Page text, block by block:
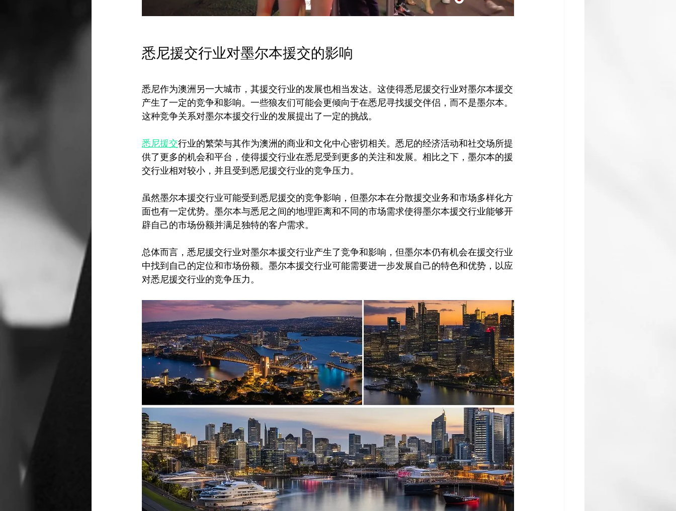
悉尼援交行业对墨尔本援交的影响
悉尼作为澳洲另一大城市，其援交行业的发展也相当发达。这使得悉尼援交行业对墨尔本援交
产生了一定的竞争和影响。一些狼友们可能会更倾向于在悉尼寻找援交伴侣，而不是墨尔本。
这种竞争关系对墨尔本援交行业的发展提出了一定的挑战。
悉尼援交行业的繁荣与其作为澳洲的商业和文化中心密切相关。悉尼的经济活动和社交场所提
供了更多的机会和平台，使得援交行业在悉尼受到更多的关注和发展。相比之下，墨尔本的援
交行业相对较小，并且受到悉尼援交行业的竞争压力。
虽然墨尔本援交行业可能受到悉尼援交的竞争影响，但墨尔本在分散援交业务和市场多样化方
面也有一定优势。墨尔本与悉尼之间的地理距离和不同的市场需求使得墨尔本援交行业能够开
辟自己的市场份额并满足独特的客户需求。
总体而言，悉尼援交行业对墨尔本援交行业产生了竞争和影响，但墨尔本仍有机会在援交行业
中找到自己的定位和市场份额。墨尔本援交行业可能需要进一步发展自己的特色和优势，以应
对悉尼援交行业的竞争压力。